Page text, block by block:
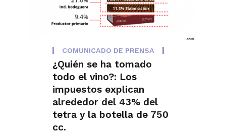
COMUNICADO DE PRENSA
¿Quién se ha tomado
todo el vino?: Los
impuestos explican
alrededor del 43% del
tetra y la botella de 750
cc.